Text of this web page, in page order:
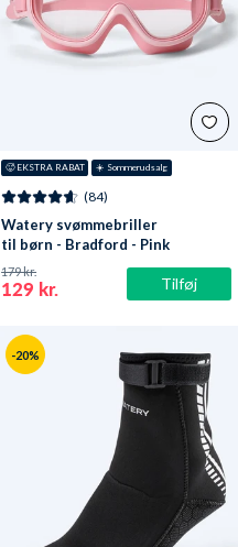
🥵 EKSTRA RABAT ☀️ Sommerudsalg
Tilføj
(84)
Watery svømmebriller
til børn - Bradford - Pink
129 kr.
179 kr.
-20%